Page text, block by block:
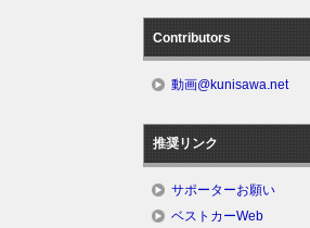
Contributors
動画@kunisawa.net
推奨リンク
サポーターお願い
ベストカーWeb